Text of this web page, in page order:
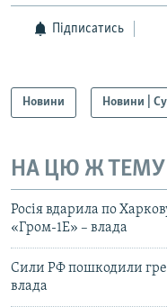
Підписатись
Новини Новини |
НА ЦЮ Ж ТЕМУ
Росія вдарила по
«Гром-1Е» – влада
Сили РФ пошкодили
влада